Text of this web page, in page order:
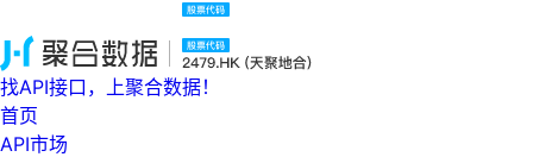
找API接口，上聚合数据！
首页
API市场